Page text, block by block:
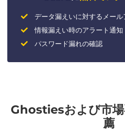
データ漏えいに対するメー
情報漏えい時のアラート通知
パスワード漏れの確認
Ghostiesおよび市
薦